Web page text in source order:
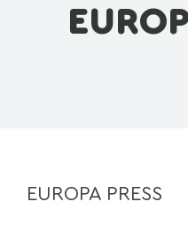
EUROPA PRESS